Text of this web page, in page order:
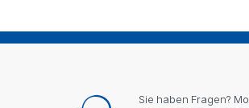
Sie haben Fragen?